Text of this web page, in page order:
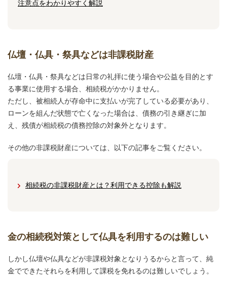
注意点をわかりやすく解説
仏壇・仏具・祭具などは非課税財産
仏壇・仏具・祭具などは日常の礼拝に使う場合や公益を目的とす
る事業に使用する場合、相続税がかかりません。
ただし、被相続人が存命中に支払いが完了している必要があり、
ローンを組んだ状態で亡くなった場合は、債務の引き継ぎに加
え、残債が相続税の債務控除の対象外となります。
その他の非課税財産については、以下の記事をご覧ください。
相続税の非課税財産とは？利用できる控除も解説
金の相続税対策として仏具を利用するのは難しい
しかし仏壇や仏具などが非課税対象となりうるからと言って、純
金でできたそれらを利用して課税を免れるのは難しいでしょう。